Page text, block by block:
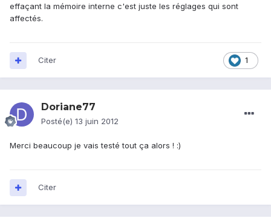
effaçant la mémoire interne c'est juste les réglages qui sont
affectés.
1
Citer
Doriane77
Posté(e) 13 juin 2012
Merci beaucoup je vais testé tout ça alors ! :)
Citer